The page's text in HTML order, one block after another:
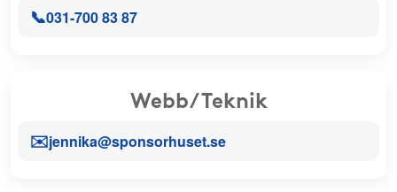
📞031-700 83 87
Webb/Teknik
✉️jennika@sponsorhuset.se